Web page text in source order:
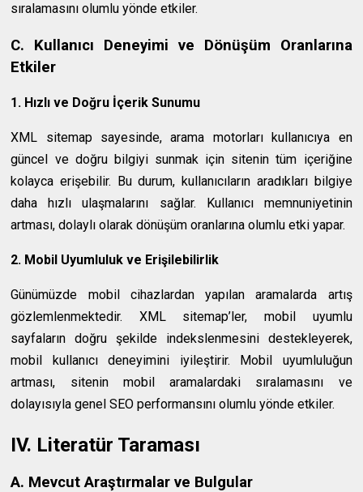
sıralamasını olumlu yönde etkiler.
C. Kullanıcı Deneyimi ve Dönüşüm Oranlarına
Etkiler
1. Hızlı ve Doğru İçerik Sunumu
XML sitemap sayesinde, arama motorları kullanıcıya en
güncel ve doğru bilgiyi sunmak için sitenin tüm içeriğine
kolayca erişebilir. Bu durum, kullanıcıların aradıkları bilgiye
daha hızlı ulaşmalarını sağlar. Kullanıcı memnuniyetinin
artması, dolaylı olarak dönüşüm oranlarına olumlu etki yapar.
2. Mobil Uyumluluk ve Erişilebilirlik
Günümüzde mobil cihazlardan yapılan aramalarda artış
gözlemlenmektedir. XML sitemap’ler, mobil uyumlu
sayfaların doğru şekilde indekslenmesini destekleyerek,
mobil kullanıcı deneyimini iyileştirir. Mobil uyumluluğun
artması, sitenin mobil aramalardaki sıralamasını ve
dolayısıyla genel SEO performansını olumlu yönde etkiler.
IV. Literatür Taraması
A. Mevcut Araştırmalar ve Bulgular